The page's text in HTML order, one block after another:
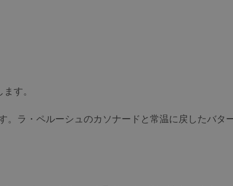
す。
。ラ・ペルーシュのカソナードと常温に戻したバタ